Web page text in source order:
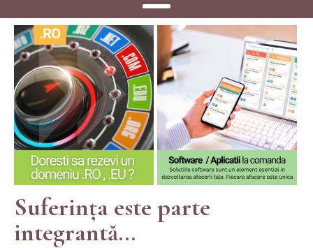
Suferința este parte
integrantă...